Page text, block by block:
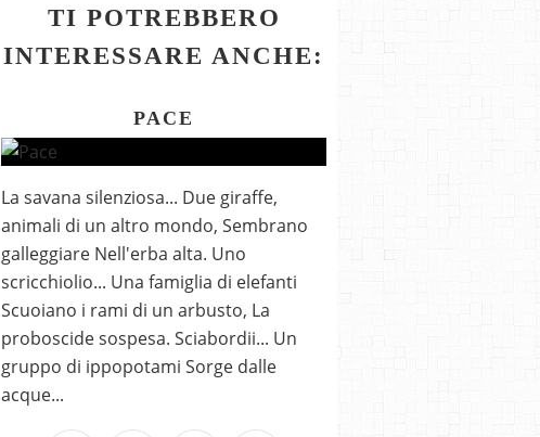
TI POTREBBERO
INTERESSARE ANCHE:
PACE
La savana silenziosa... Due giraffe,
animali di un altro mondo, Sembrano
galleggiare Nell'erba alta. Uno
scricchiolio... Una famiglia di elefanti
Scuoiano i rami di un arbusto, La
proboscide sospesa. Sciabordii... Un
gruppo di ippopotami Sorge dalle
acque...